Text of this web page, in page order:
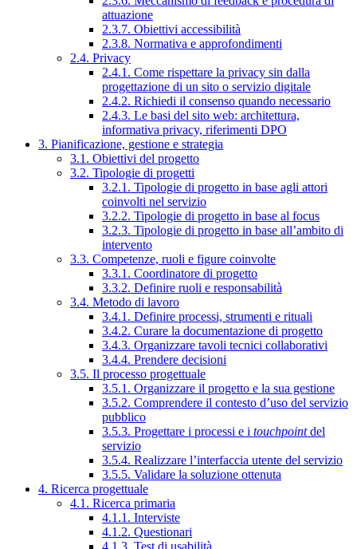
attuazione
2.3.7. Obiettivi accessibilità
2.3.8. Normativa e approfondimenti
2.4. Privacy
2.4.1. Come rispettare la privacy sin dalla
progettazione di un sito o servizio digitale
2.4.2. Richiedi il consenso quando necessario
2.4.3. Le basi del sito web: architettura,
informativa privacy, riferimenti DPO
3. Pianificazione, gestione e strategia
3.1. Obiettivi del progetto
3.2. Tipologie di progetti
3.2.1. Tipologie di progetto in base agli attori
coinvolti nel servizio
3.2.2. Tipologie di progetto in base al focus
3.2.3. Tipologie di progetto in base all’ambito di
intervento
3.3. Competenze, ruoli e figure coinvolte
3.3.1. Coordinatore di progetto
3.3.2. Definire ruoli e responsabilità
3.4. Metodo di lavoro
3.4.1. Definire processi, strumenti e rituali
3.4.2. Curare la documentazione di progetto
3.4.3. Organizzare tavoli tecnici collaborativi
3.4.4. Prendere decisioni
3.5. Il processo progettuale
3.5.1. Organizzare il progetto e la sua gestione
3.5.2. Comprendere il contesto d’uso del servizio
pubblico
3.5.3. Progettare i processi e i touchpointdel
servizio
3.5.4. Realizzare l’interfaccia utente del servizio
3.5.5. Validare la soluzione ottenuta
4. Ricerca progettuale
4.1. Ricerca primaria
4.1.1. Interviste
4.1.2. Questionari
4.1.3. Test di usabilità